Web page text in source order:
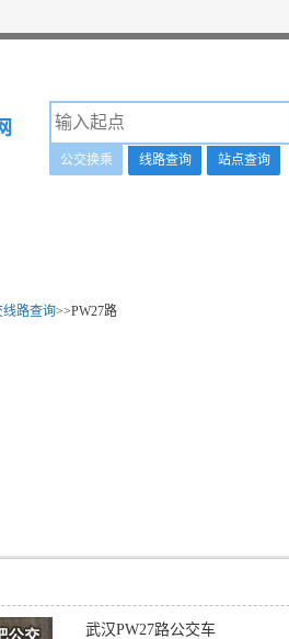
公交换乘 线路查询 站点查询
线路查询>>PW27路
武汉PW27路公交车